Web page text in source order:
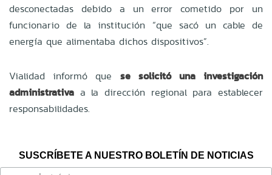
desconectadas debido a un error cometido por un
funcionario de la institución “que sacó un cable de
energía que alimentaba dichos dispositivos”.
Vialidad informó que se solicitó una investigación
administrativa a la dirección regional para establecer
responsabilidades.
SUSCRÍBETE A NUESTRO BOLETÍN DE NOTICIAS